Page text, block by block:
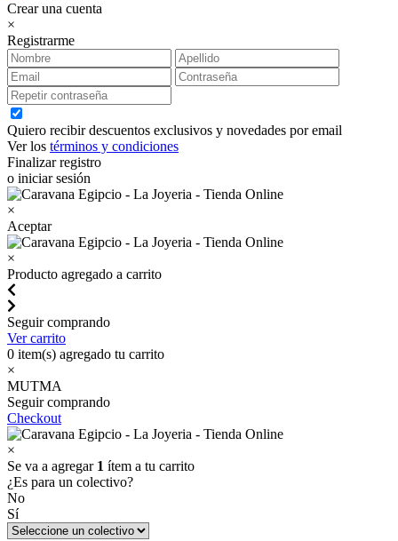
Crear una cuenta
×
Registrarme
Quiero recibir descuentos exclusivos y novedades por email
Ver los términos y condiciones
Finalizar registro
o iniciar sesión
×
Aceptar
×
Producto agregado a carrito
Seguir comprando
Ver carrito
0 item(s) agregado tu carrito
×
MUTMA
Seguir comprando
Checkout
×
Se va a agregar 1 ítem a tu carrito
¿Es para un colectivo?
No
Sí